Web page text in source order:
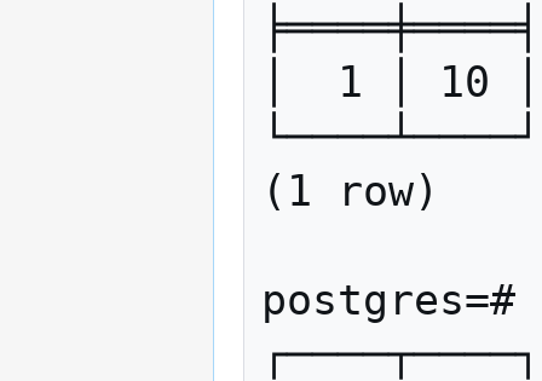
╞════╪════╡
│  1 │ 10 │
└────┴────┘
(1 row)
postgres=#
┌────┬────┐